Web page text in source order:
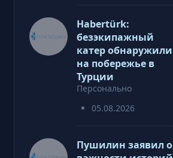
Habertürk:
безэкипажный
катер обнаружили
на побережье в
Турции
Персонально
05.08.2026
Пушилин заявил о